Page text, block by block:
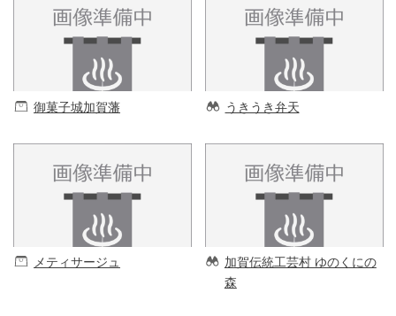
御菓子城加賀藩 うきうき弁天
メティサージュ
加賀伝統工芸村 ゆのくにの
森